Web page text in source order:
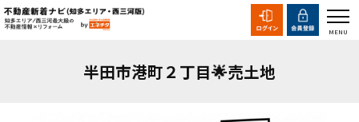
半田市港町２丁目🌟売土地